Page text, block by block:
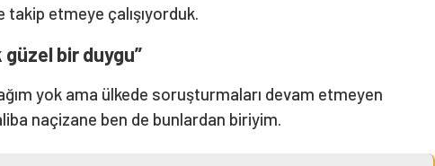
takip etmeye çalışıyorduk.
bir duygu”
yok ama ülkede soruşturmaları devam etmeyen
naçizane ben de bunlardan biriyim.